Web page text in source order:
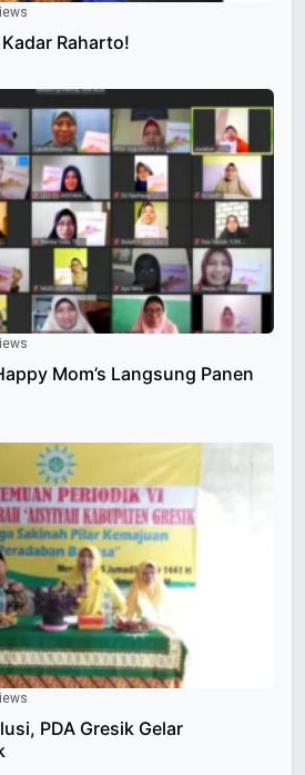
Raharto!
Mom’s Langsung Panen
PDA Gresik Gelar